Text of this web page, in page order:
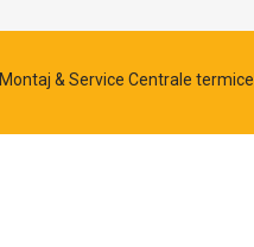
Montaj & Service Centrale termice